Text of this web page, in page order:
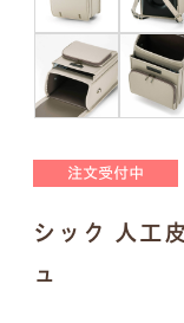
注文受付中
シック 人工
ュ
明朝体
違いないかご確